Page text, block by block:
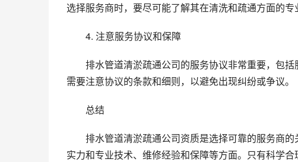
选择服务商时，要尽可能了解其在清洗和疏通方面的
4. 注意服务协议和保障
排水管道清淤疏通公司的服务协议非常重要，包
需要注意协议的条款和细则，以避免出现纠纷或争议。
总结
排水管道清淤疏通公司资质是选择可靠的服务商
实力和专业技术、维修经验和保障等方面。只有科学